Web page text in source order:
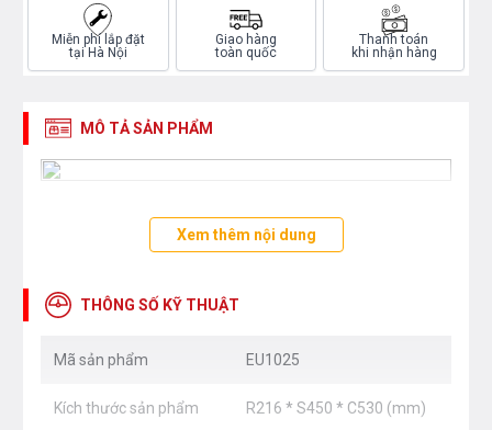
Miễn phí lắp đặt
tại Hà Nội
Giao hàng
toàn quốc
Thanh toán
khi nhận hàng
MÔ TẢ SẢN PHẨM
Xem thêm nội dung
THÔNG SỐ KỸ THUẬT
Mã sản phẩm EU1025
Kích thước sản phẩm R216 * S450 * C530 (mm)